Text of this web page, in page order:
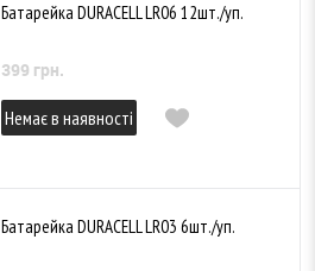
Батарейка DURACELL LR06 12шт./уп.
399 грн.
Немає в наявності
Батарейка DURACELL LR03 6шт./уп.